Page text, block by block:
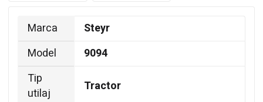
Marca
Steyr
Model
9094
Tip
utilaj
Tractor